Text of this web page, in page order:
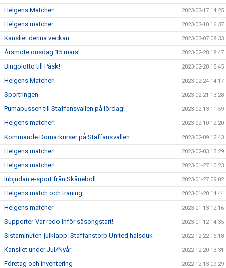
Helgens Matcher! 2023-03-17 14:25
Helgens matcher 2023-03-10 16:37
Kansliet denna veckan 2023-03-07 08:33
Årsmöte onsdag 15 mars! 2023-02-28 18:47
Bingolotto till Påsk! 2023-02-28 15:45
Helgens Matcher! 2023-02-24 14:17
Sportringen 2023-02-21 13:28
Pumabussen till Staffansvallen på lördag! 2023-02-13 11:59
Helgens matcher! 2023-02-10 12:20
Kommande Domarkurser på Staffansvallen 2023-02-09 12:43
Helgens matcher! 2023-02-03 13:29
Helgens matcher! 2023-01-27 10:23
Inbjudan e-sport från Skåneboll 2023-01-27 09:02
Helgens match och träning 2023-01-20 14:44
Helgens matcher 2023-01-13 12:16
Supporter-Var redo inför säsongstart! 2023-01-12 14:35
Sistaminuten-julklapp: Staffanstorp United halsduk 2022-12-22 16:18
Kansliet under Jul/Nyår 2022-12-20 13:31
Företag och inventering 2022-12-13 09:29